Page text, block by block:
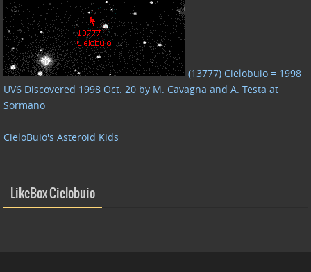
(13777) Cielobuio = 1998
UV6 Discovered 1998 Oct. 20 by M. Cavagna and A. Testa at
Sormano
CieloBuio's Asteroid Kids
LikeBox Cielobuio